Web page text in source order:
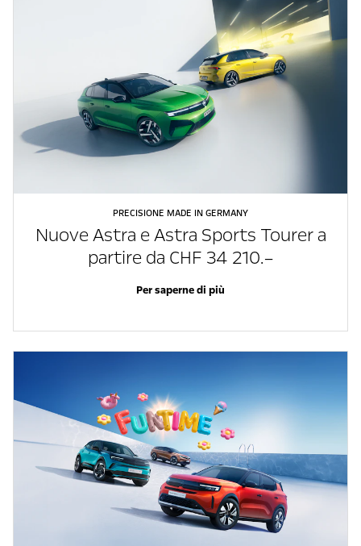
PRECISIONE MADE IN GERMANY
Nuove Astra e Astra Sports Tourer a
partire da CHF 34 210.–
Per saperne di più